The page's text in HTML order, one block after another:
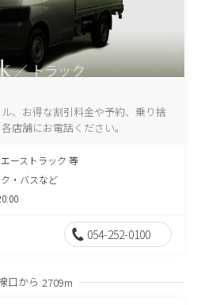
、お得な割引料金や予約、乗り捨
店舗にお電話ください。
ーストラック 等
ク・バスなど
054-252-0100
口から 2709m